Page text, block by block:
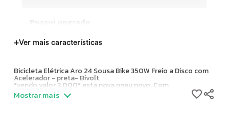
+Ver mais características
Bicicleta Elétrica Aro 24 Sousa Bike 350W Freio a Disco com
Acelerador - preta- Bivolt
*vendo valor 3.000* esta nova pneu novo. Com
Nota fiscal . Capa de chuva
Ótima con
Mostrar mais